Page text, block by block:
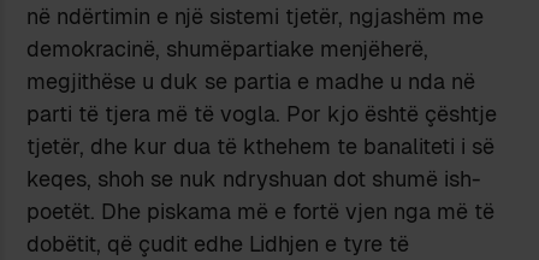
në ndërtimin e një sistemi tjetër, ngjashëm me
demokracinë, shumëpartiake menjëherë,
megjithëse u duk se partia e madhe u nda në
parti të tjera më të vogla. Por kjo është çështje
tjetër, dhe kur dua të kthehem te banaliteti i së
keqes, shoh se nuk ndryshuan dot shumë ish-
poetët. Dhe piskama më e fortë vjen nga më të
dobëtit, që çudit edhe Lidhjen e tyre të